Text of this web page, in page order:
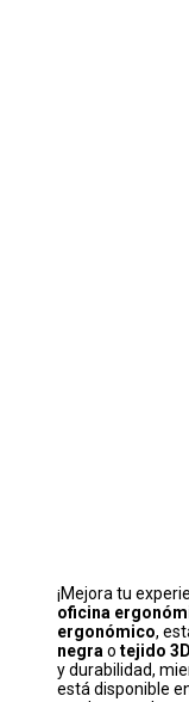
¡Mejora tu
oficina
ergonómico,
negrao tejido
y durabilidad,
está disponible